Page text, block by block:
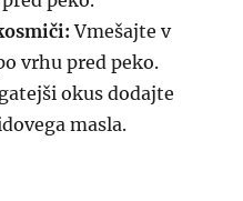
Vmešajte v
vrhu pred peko.
okus dodajte
masla.